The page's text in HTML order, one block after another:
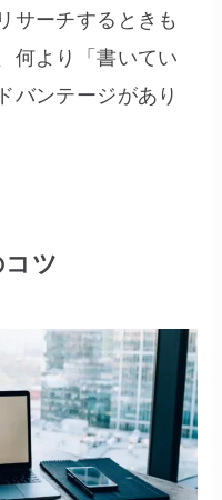
サーチするときも
何より「書いてい
バンテージがあり
ツ